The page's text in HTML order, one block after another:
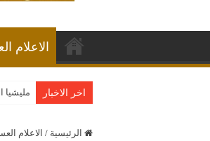
الاعلام
اخر الاخبار مليشيا
الرئيسية / الاعلام